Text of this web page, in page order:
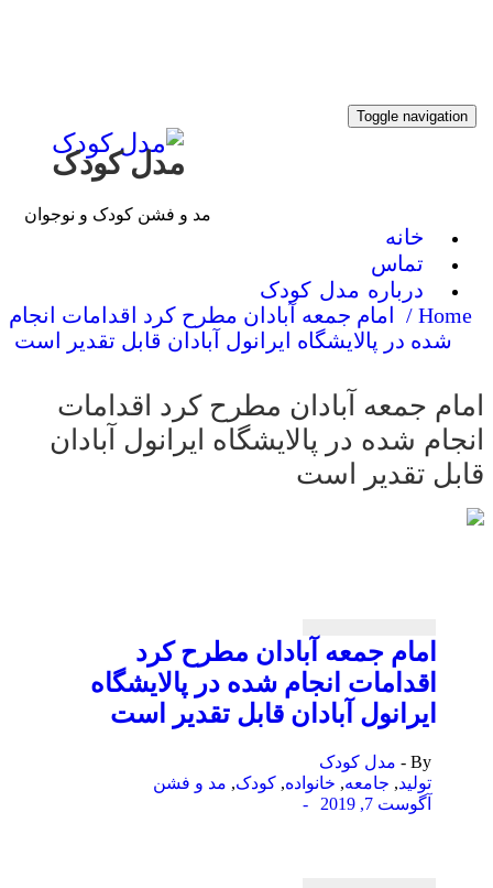
Toggle
مدل کودک
مد و فشن کودک و نوجوان
خانه
تماس
درباره مدل کودک
امام جمعه آبادان مطرح كرد اقدامات انجام
شده در پالایشگاه ایرانول آبادان قابل تقدیر است
جمعه آبادان مطرح كرد اقدامات
شده در پالایشگاه ایرانول آبادان
تقدیر است
امام جمعه آبادان مطرح كرد
اقدامات انجام شده در پالایشگاه
ایرانول آبادان قابل تقدیر است
مدل کودک
,جامعه,خانواده,کودک,مد و فشن
آگوست 7, 2019
-